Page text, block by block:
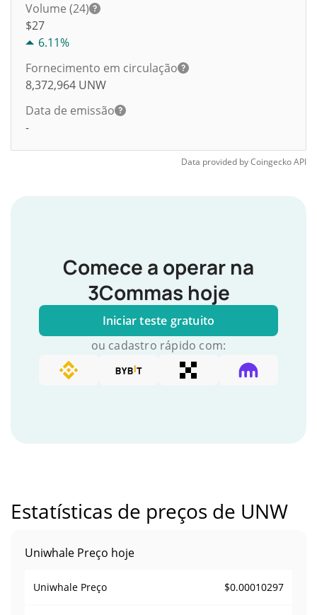
Volume (24)
$27
6.11%
Fornecimento em circulação
8,372,964 UNW
Data de emissão
-
Data provided byCoingeckoAPI
Comece a operar na
3Commas hoje
Iniciar teste gratuito
ou cadastro rápido com:
Estatísticas de preços de UNW
Uniwhale Preço hoje
Uniwhale Preço $0.00010297